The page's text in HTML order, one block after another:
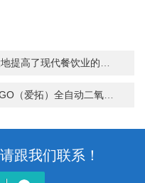
了现代餐饮业的管理水平
）全自动二氧化碳糖度检测仪
跟我们联系！